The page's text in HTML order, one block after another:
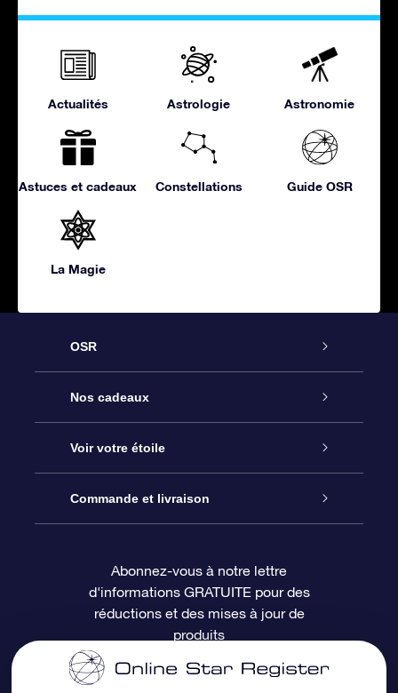
Actualités Astrologie Astronomie
Astuces et cadeaux Constellations Guide OSR
La Magie
OSR
Service
À propos de l’OSR
Nous contacter
Questions fréquemment posées
Revues
Nos cadeaux
Cadeau d’étoile en ligne
Coffret cadeau OSR
Carte cadeau OSR
Voir votre étoile
Registre des étoiles
Page d’accueil personnalisée
Commande et livraison
Informations de paiement
Informations d’expédition
Abonnez-vous à notre lettre
d'informations GRATUITE pour des
réductions et des mises à jour de
produits